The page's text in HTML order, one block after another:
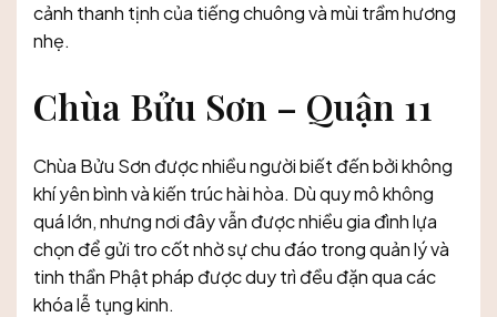
cảnh thanh tịnh của tiếng chuông và mùi trầm hương
nhẹ.
Chùa Bửu Sơn – Quận 11
Chùa Bửu Sơn được nhiều người biết đến bởi không
khí yên bình và kiến trúc hài hòa. Dù quy mô không
quá lớn, nhưng nơi đây vẫn được nhiều gia đình lựa
chọn để gửi tro cốt nhờ sự chu đáo trong quản lý và
tinh thần Phật pháp được duy trì đều đặn qua các
khóa lễ tụng kinh.